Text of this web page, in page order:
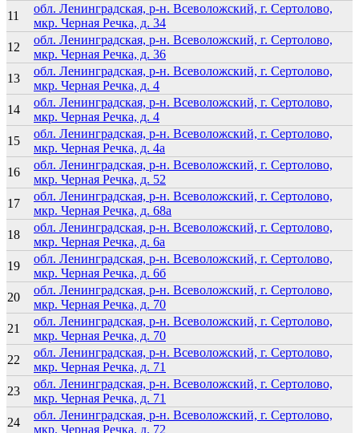
11
обл. Ленинградская, р-н. Всеволожский, г. Сертолово,
мкр. Черная Речка, д. 34
12
обл. Ленинградская, р-н. Всеволожский, г. Сертолово,
мкр. Черная Речка, д. 36
13
обл. Ленинградская, р-н. Всеволожский, г. Сертолово,
мкр. Черная Речка, д. 4
14
обл. Ленинградская, р-н. Всеволожский, г. Сертолово,
мкр. Черная Речка, д. 4
15
обл. Ленинградская, р-н. Всеволожский, г. Сертолово,
мкр. Черная Речка, д. 4а
16
обл. Ленинградская, р-н. Всеволожский, г. Сертолово,
мкр. Черная Речка, д. 52
17
обл. Ленинградская, р-н. Всеволожский, г. Сертолово,
мкр. Черная Речка, д. 68а
18
обл. Ленинградская, р-н. Всеволожский, г. Сертолово,
мкр. Черная Речка, д. 6а
19
обл. Ленинградская, р-н. Всеволожский, г. Сертолово,
мкр. Черная Речка, д. 6б
20
обл. Ленинградская, р-н. Всеволожский, г. Сертолово,
мкр. Черная Речка, д. 70
21
обл. Ленинградская, р-н. Всеволожский, г. Сертолово,
мкр. Черная Речка, д. 70
22
обл. Ленинградская, р-н. Всеволожский, г. Сертолово,
мкр. Черная Речка, д. 71
23
обл. Ленинградская, р-н. Всеволожский, г. Сертолово,
мкр. Черная Речка, д. 71
24
обл. Ленинградская, р-н. Всеволожский, г. Сертолово,
мкр. Черная Речка, д. 72